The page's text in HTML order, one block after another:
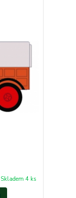
Skladem 4 ks